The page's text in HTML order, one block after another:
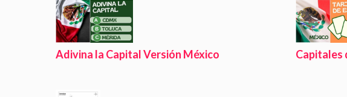
Adivina la Capital Versión México
Capitales